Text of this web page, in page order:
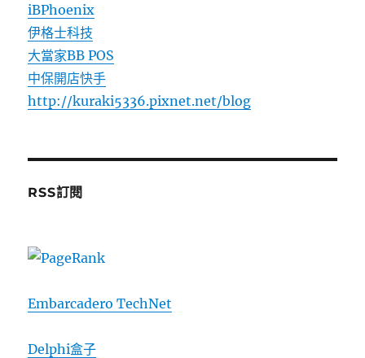
iBPhoenix
伊格士科技
大當家BB POS
中保開店快手
http://kuraki5336.pixnet.net/blog
RSS訂閱
Embarcadero TechNet
Delphi盒子